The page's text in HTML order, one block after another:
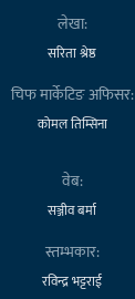
लेखा:
सरिता श्रेष्ठ
चिफ मार्केटिङ अफिसर:
कोमल तिम्सिना
वेब:
सञ्जीव बर्मा
स्तम्भकार:
रविन्द्र भट्टराई